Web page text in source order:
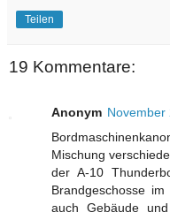
Teilen
19 Kommentare:
Anonym November
Mischung
der A-10
Brandgeschosse
auch Gebäude